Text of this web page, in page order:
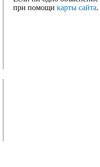
при помощи карты сайта.